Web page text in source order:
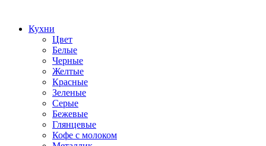
Кухни
Цвет
Белые
Черные
Желтые
Красные
Зеленые
Серые
Бежевые
Глянцевые
Кофе с молоком